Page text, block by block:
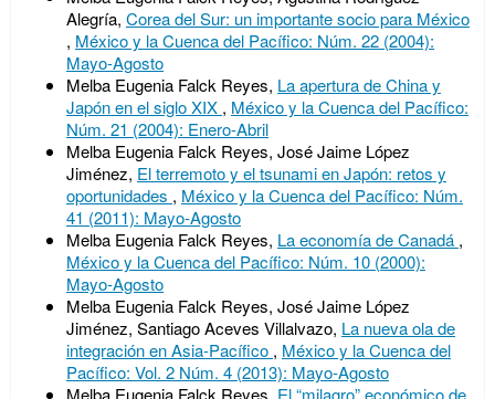
Alegría, Corea del Sur: un importante socio para México
, México y la Cuenca del Pacífico: Núm. 22 (2004):
Mayo-Agosto
Melba Eugenia Falck Reyes, La apertura de China y
Japón en el siglo XIX , México y la Cuenca del Pacífico:
Núm. 21 (2004): Enero-Abril
Melba Eugenia Falck Reyes, José Jaime López
Jiménez, El terremoto y el tsunami en Japón: retos y
oportunidades , México y la Cuenca del Pacífico: Núm.
41 (2011): Mayo-Agosto
Melba Eugenia Falck Reyes, La economía de Canadá ,
México y la Cuenca del Pacífico: Núm. 10 (2000):
Mayo-Agosto
Melba Eugenia Falck Reyes, José Jaime López
Jiménez, Santiago Aceves Villalvazo, La nueva ola de
integración en Asia-Pacífico , México y la Cuenca del
Pacífico: Vol. 2 Núm. 4 (2013): Mayo-Agosto
Melba Eugenia Falck Reyes, El “milagro” económico de